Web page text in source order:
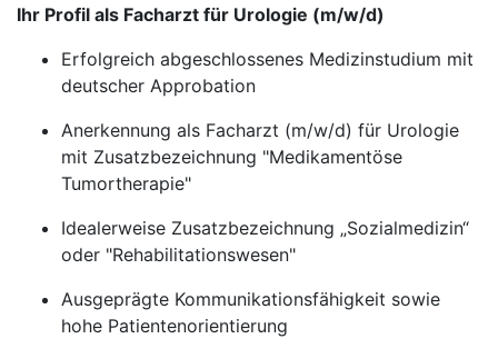
Ihr Profil als Facharzt für Urologie (m/w/d)
Erfolgreich abgeschlossenes Medizinstudium mit
deutscher Approbation
Anerkennung als Facharzt (m/w/d) für Urologie
mit Zusatzbezeichnung "Medikamentöse
Tumortherapie"
Idealerweise Zusatzbezeichnung „Sozialmedizin“
oder "Rehabilitationswesen"
Ausgeprägte Kommunikationsfähigkeit sowie
hohe Patientenorientierung